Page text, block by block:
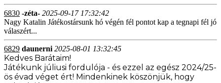
6830 -zéta- 2025-09-17 17:32:42
Nagy Katalin Játékostársunk hó végén fél pontot kap a tegnapi fél jó
válaszért...
6829 daunerni 2025-08-01 13:32:45
Kedves Barátaim!
Játékunk júliusi fordulója - és ezzel az egész 2024/25-
ös évad véget ért! Mindenkinek köszönjük, hogy